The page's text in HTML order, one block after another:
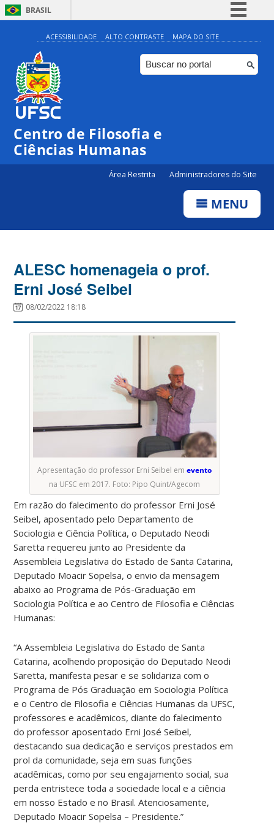
BRASIL
Simplifique!
Comunica BR
Participe
ACESSIBILIDADE ALTO CONTRASTE MAPA DO SITE
Centro de Filosofia e
Ciências Humanas
Área Restrita Administradores do Site
MENU
ALESC homenageia o prof.
Erni José Seibel
08/02/2022 18:18
Apresentação do professor Erni Seibel emevento
na UFSC em 2017. Foto: Pipo Quint/Agecom
Em razão do falecimento do professor Erni José
Seibel, aposentado pelo Departamento de
Sociologia e Ciência Política, o Deputado Neodi
Saretta requereu junto ao Presidente da
Assembleia Legislativa do Estado de Santa Catarina,
Deputado Moacir Sopelsa, o envio da mensagem
abaixo ao Programa de Pós-Graduação em
Sociologia Política e ao Centro de Filosofia e Ciências
Humanas:
“A Assembleia Legislativa do Estado de Santa
Catarina, acolhendo proposição do Deputado Neodi
Saretta, manifesta pesar e se solidariza com o
Programa de Pós Graduação em Sociologia Política
e o Centro de Filosofia e Ciências Humanas da UFSC,
professores e acadêmicos, diante do falecimento
do professor aposentado Erni José Seibel,
destacando sua dedicação e serviços prestados em
prol da comunidade, seja em suas funções
acadêmicas, como por seu engajamento social, sua
perda entristece toda a sociedade local e a ciência
em nosso Estado e no Brasil. Atenciosamente,
Deputado Moacir Sopelsa – Presidente.”